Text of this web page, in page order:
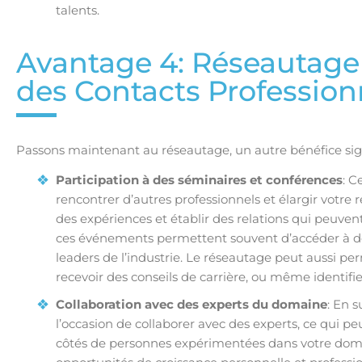
talents.
Avantage 4:
des Contacts
Passons maintenant au réseautage, un autre bénéfice
Participation à des séminaires et conférences:
rencontrer d’autres professionnels et élargir votre
des expériences et établir des relations qui
ces événements permettent souvent d’accéder à
leaders de l’industrie. Le réseautage peut aussi
recevoir des conseils de carrière, ou même
Collaboration avec des experts du domaine: En
l’occasion de collaborer avec des experts, ce qui
côtés de personnes expérimentées dans votre